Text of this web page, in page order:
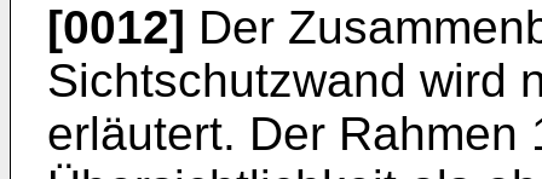
[0012] Der
Sichtschutzwand wird
erläutert. Der Rahmen